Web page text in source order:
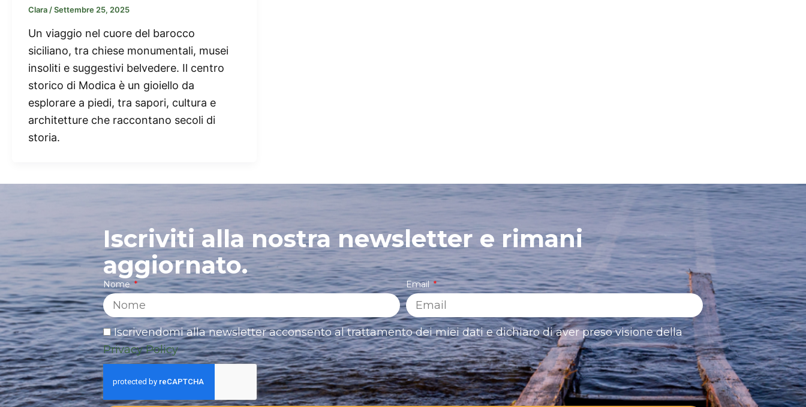
Clara /Settembre 25, 2025
Un viaggio nel cuore del barocco
siciliano, tra chiese monumentali, musei
insoliti e suggestivi belvedere. Il centro
storico di Modica è un gioiello da
esplorare a piedi, tra sapori, cultura e
architetture che raccontano secoli di
storia.
Iscriviti alla nostra newsletter e rimani
aggiornato.
Nome Email
Iscrivendomi alla newsletter acconsento al trattamento dei miei dati e dichiaro di aver preso visione della
Privacy Policy